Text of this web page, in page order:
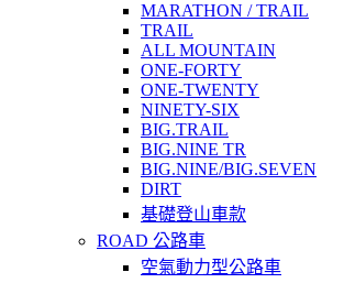
MARATHON / TRAIL
TRAIL
ALL MOUNTAIN
ONE-FORTY
ONE-TWENTY
NINETY-SIX
BIG.TRAIL
BIG.NINE TR
BIG.NINE/BIG.SEVEN
DIRT
基礎登山車款
ROAD 公路車
空氣動力型公路車